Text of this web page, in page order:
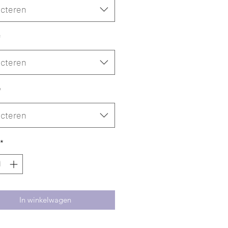
*
In winkelwagen